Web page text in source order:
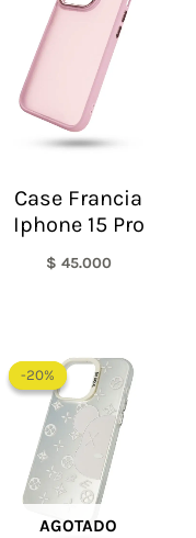
Case Francia
Iphone 15 Pro
$ 45.000
-20%
AGOTADO
-20%
precio
original
era:
$ 60.000.